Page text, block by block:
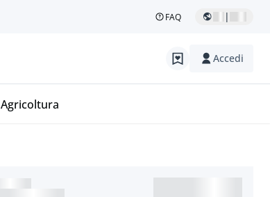
FAQ |
Accedi
Agricoltura